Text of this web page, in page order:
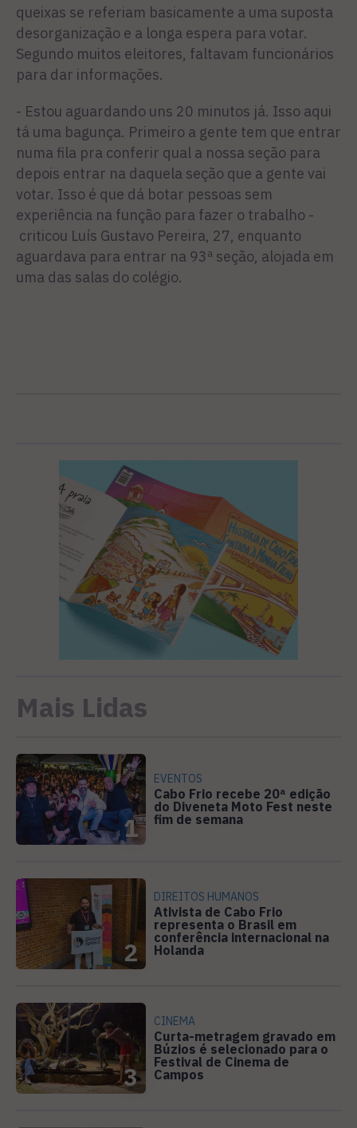
queixas se referiam basicamente a uma suposta
desorganização e a longa espera para votar.
Segundo muitos eleitores, faltavam funcionários
para dar informações.
- Estou aguardando uns 20 minutos já. Isso aqui
tá uma bagunça. Primeiro a gente tem que entrar
numa fila pra conferir qual a nossa seção para
depois entrar na daquela seção que a gente vai
votar. Isso é que dá botar pessoas sem
experiência na função para fazer o trabalho -
criticou Luís Gustavo Pereira, 27, enquanto
aguardava para entrar na 93ª seção, alojada em
uma das salas do colégio.
Mais Lidas
1
EVENTOS
Cabo Frio recebe 20ª edição
do Diveneta Moto Fest neste
fim de semana
2
DIREITOS HUMANOS
Ativista de Cabo Frio
representa o Brasil em
conferência internacional na
Holanda
3
CINEMA
Curta-metragem gravado em
Búzios é selecionado para o
Festival de Cinema de
Campos